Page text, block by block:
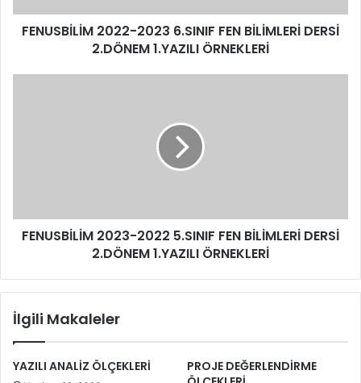
FENUSBİLİM 2022-2023 6.SINIF FEN BİLİMLERİ DERSİ
2.DÖNEM 1.YAZILI ÖRNEKLERİ
FENUSBİLİM 2023-2022 5.SINIF FEN BİLİMLERİ DERSİ
2.DÖNEM 1.YAZILI ÖRNEKLERİ
İlgili Makaleler
YAZILI ANALİZ ÖLÇEKLERİ
PROJE DEĞERLENDİRME